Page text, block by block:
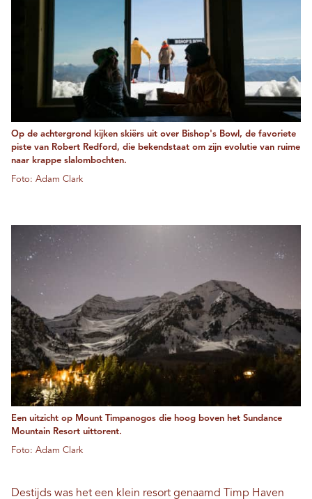
Op de achtergrond kijken skiërs uit over Bishop's Bowl, de favoriete
piste van Robert Redford, die bekendstaat om zijn evolutie van ruime
naar krappe slalombochten.
Foto: Adam Clark
Een uitzicht op Mount Timpanogos die hoog boven het Sundance
Mountain Resort uittorent.
Foto: Adam Clark
Destijds was het een klein resort genaamd Timp Haven